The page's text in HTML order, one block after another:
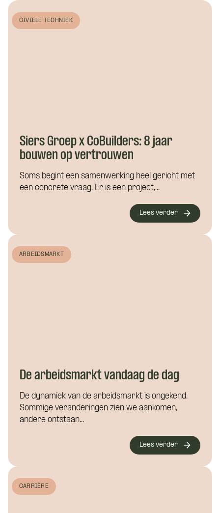
CIVIELE TECHNIEK
Siers Groep x CoBuilders: 8 jaar
bouwen op vertrouwen
Soms begint een samenwerking heel gericht met
een concrete vraag. Er is een project,...
Lees verder
ARBEIDSMARKT
De arbeidsmarkt vandaag de dag
De dynamiek van de arbeidsmarkt is ongekend.
Sommige veranderingen zien we aankomen,
andere ontstaan...
Lees verder
CARRIÈRE